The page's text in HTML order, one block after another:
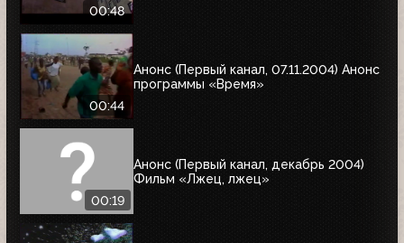
00:48
00:44
Анонс (Первый канал, 07.11.2004) Анонс
программы «Время»
00:19
Анонс (Первый канал, декабрь 2004)
Фильм «Лжец, лжец»